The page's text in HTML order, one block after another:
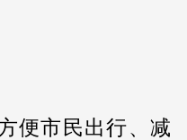
便市民出行、减